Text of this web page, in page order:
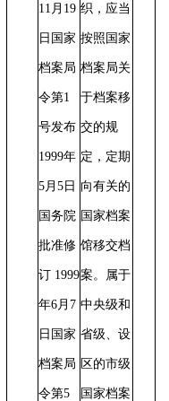
11月19
日国家
档案局
令第1
号发布
1999年
5月5日
国务院
批准修
订 1999
年6月7
日国家
档案局
令第5
织，应当
按照国家
档案局关
于档案移
交的规
定，定期
向有关的
国家档案
馆移交档
案。属于
中央级和
省级、设
区的市级
国家档案